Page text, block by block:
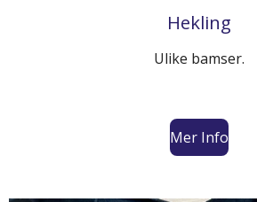
Hekling
Ulike bamser.
Mer Info